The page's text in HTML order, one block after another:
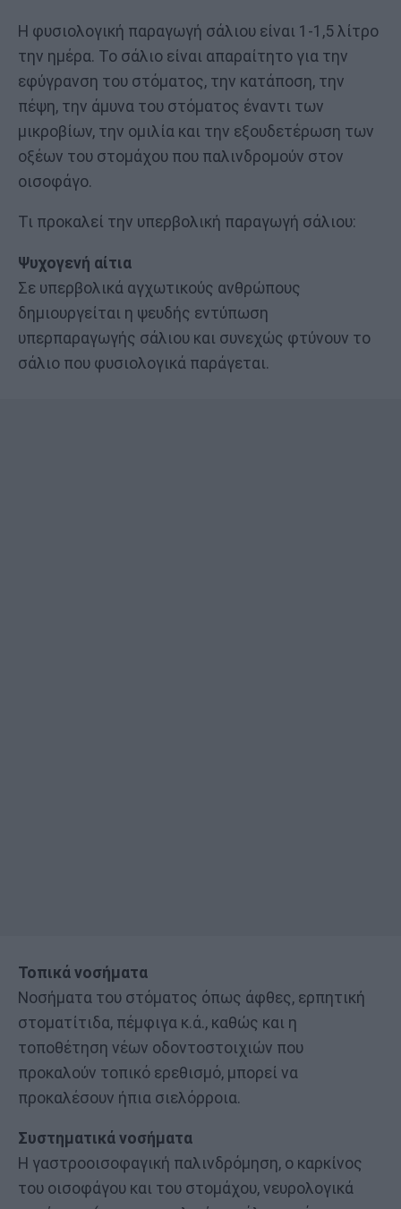
Η φυσιολογική παραγωγή σάλιου είναι 1-1,5 λίτρο
την ημέρα. Το σάλιο είναι απαραίτητο για την
εφύγρανση του στόματος, την κατάποση, την
πέψη, την άμυνα του στόματος έναντι των
μικροβίων, την ομιλία και την εξουδετέρωση των
οξέων του στομάχου που παλινδρομούν στον
οισοφάγο.
Τι προκαλεί την υπερβολική παραγωγή σάλιου:
Ψυχογενή αίτια
Σε υπερβολικά αγχωτικούς ανθρώπους
δημιουργείται η ψευδής εντύπωση
υπερπαραγωγής σάλιου και συνεχώς φτύνουν το
σάλιο που φυσιολογικά παράγεται.
Τοπικά νοσήματα
Νοσήματα του στόματος όπως άφθες, ερπητική
στοματίτιδα, πέμφιγα κ.ά., καθώς και η
τοποθέτηση νέων οδοντοστοιχιών που
προκαλούν τοπικό ερεθισμό, μπορεί να
προκαλέσουν ήπια σιελόρροια.
Συστηματικά νοσήματα
Η γαστροοισοφαγική παλινδρόμηση, ο καρκίνος
του οισοφάγου και του στομάχου, νευρολογικά